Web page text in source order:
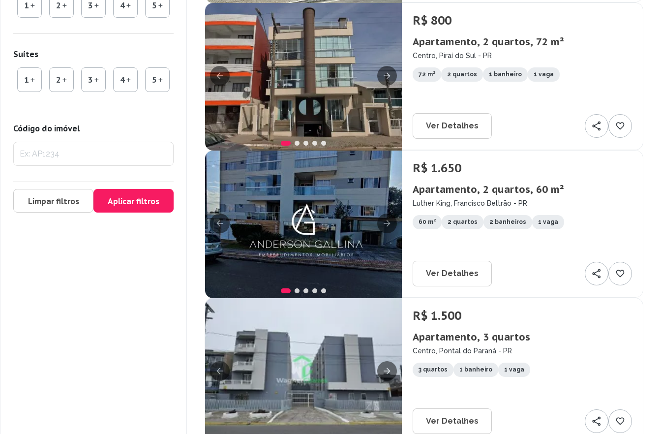
1 2 3 4 5
Suítes
1 2 3 4 5
Código do imóvel
Limpar filtros Aplicar filtros
R$ 800
Apartamento, 2 quartos, 72 m²
Centro, Piraí do Sul - PR
72 m² 2 quartos 1 banheiro 1 vaga
Ver Detalhes
R$ 1.650
Apartamento, 2 quartos, 60 m²
Luther King, Francisco Beltrão - PR
60 m² 2 quartos 2 banheiros 1 vaga
Ver Detalhes
R$ 1.500
Apartamento, 3 quartos
Centro, Pontal do Paraná - PR
3 quartos 1 banheiro 1 vaga
Ver Detalhes